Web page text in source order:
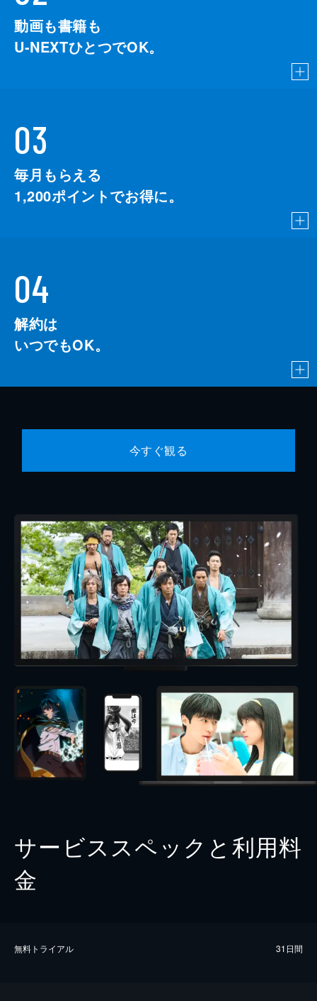
動画も書籍も
U-NEXTひとつでOK。
03
毎月もらえる
1,200ポイントでお得に。
04
解約は
いつでもOK。
今すぐ観る
サービススペックと利用料
金
無料トライアル 31日間